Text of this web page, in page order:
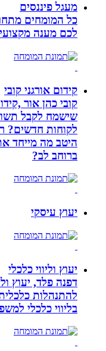
מעגל פיננסים
כל המומחים מתחומי
לכם מענה מקצועי
קידום אורגני קובי
קובי כהן אור ,קידום
שישמח לקבל תשומת
לקוחות חדשים? רוצים
היטב מה מייחד את
ברוחב לב?
יעוץ עיסקי
יעוץ וליווי כלכלי
דפנה פלד, יעוץ וליווי
בליווי כלכלי למשפחות.